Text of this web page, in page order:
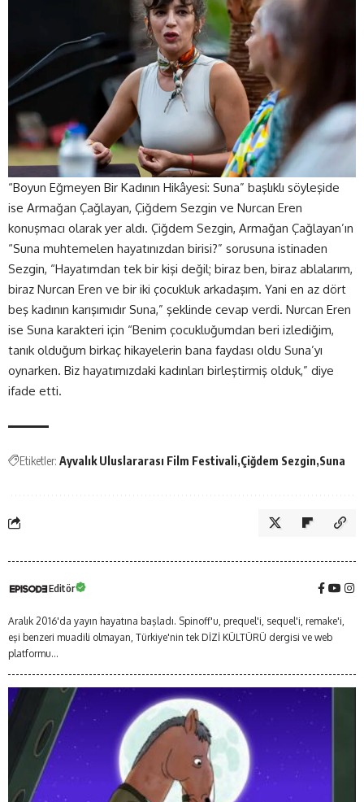
“Boyun Eğmeyen Bir Kadının Hikâyesi: Suna” başlıklı söyleşide
ise Armağan Çağlayan, Çiğdem Sezgin ve Nurcan Eren
konuşmacı olarak yer aldı. Çiğdem Sezgin, Armağan Çağlayan’ın
“Suna muhtemelen hayatınızdan birisi?” sorusuna istinaden
Sezgin, “Hayatımdan tek bir kişi değil; biraz ben, biraz ablalarım,
biraz Nurcan Eren ve bir iki çocukluk arkadaşım. Yani en az dört
beş kadının karışımıdır Suna,” şeklinde cevap verdi. Nurcan Eren
ise Suna karakteri için “Benim çocukluğumdan beri izlediğim,
tanık olduğum birkaç hikayelerin bana faydası oldu Suna’yı
oynarken. Biz hayatımızdaki kadınları birleştirmiş olduk,” diye
ifade etti.
Etiketler: Ayvalık Uluslararası Film Festivali Çiğdem Sezgin Suna
Editör
Aralık 2016'da yayın hayatına başladı. Spinoff'u, prequel'i, sequel'i, remake'i,
eşi benzeri muadili olmayan, Türkiye'nin tek DİZİ KÜLTÜRÜ dergisi ve web
platformu...